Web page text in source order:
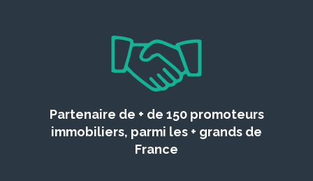
Partenaire de + de 150 promoteurs
immobiliers, parmi les + grands de
France